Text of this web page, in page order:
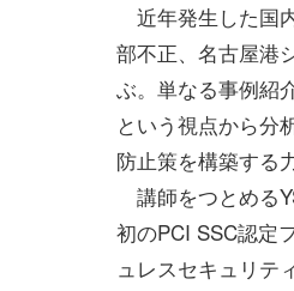
近年発生した国
部不正、名古屋港
ぶ。単なる事例紹
という視点から分
防止策を構築する
講師をつとめる
初のPCI SSC認定
ュレスセキュリテ